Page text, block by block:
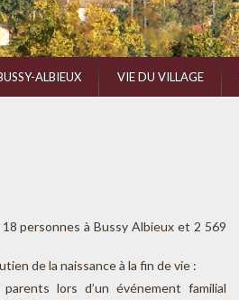
ALBIEUX VIE DU VILLAGE
18 personnes à Bussy Albieux et 2 569
de la naissance à la fin de vie :
lors d’un événement familial